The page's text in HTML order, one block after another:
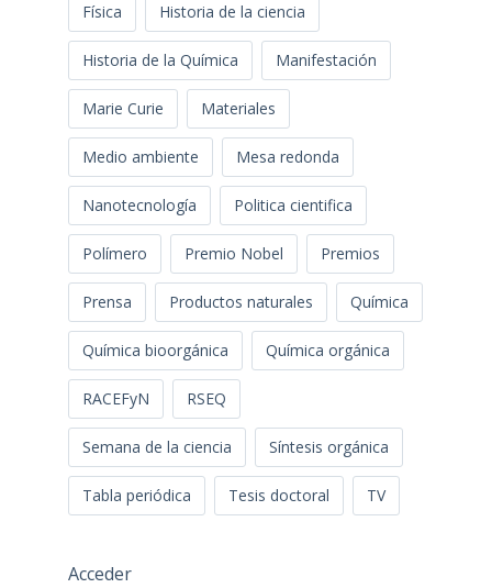
Física Historia de la ciencia
Historia de la Química Manifestación
Marie Curie Materiales
Medio ambiente Mesa redonda
Nanotecnología Politica cientifica
Polímero Premio Nobel Premios
Prensa Productos naturales Química
Química bioorgánica Química orgánica
RACEFyN RSEQ
Semana de la ciencia Síntesis orgánica
Tabla periódica Tesis doctoral TV
Acceder